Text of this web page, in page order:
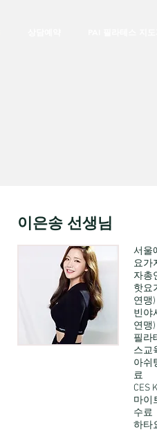
이은송 선생님
서울
요가
자총
핫요
연맹)
빈야
연맹)
필라
스교
아쉬
료
CES
마이
수료
하타